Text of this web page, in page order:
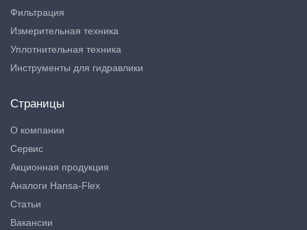
Фильтрация
Измерительная техника
Уплотнительная техника
Инструменты для гидравлики
Страницы
О компании
Сервис
Акционная продукция
Аналоги Hansa-Flex
Статьи
Вакансии